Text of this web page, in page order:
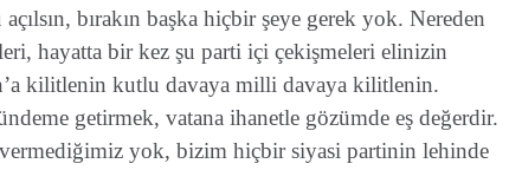
bırakın başka hiçbir şeye gerek yok. Nereden
hayatta bir kez şu parti içi çekişmeleri elinizin
kilitlenin kutlu davaya milli davaya kilitlenin.
getirmek, vatana ihanetle gözümde eş değerdir.
yok, bizim hiçbir siyasi partinin lehinde